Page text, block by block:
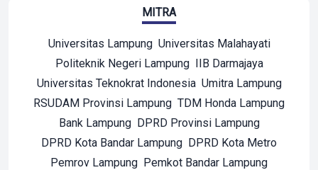
MITRA
Universitas Lampung Universitas Malahayati
Politeknik Negeri Lampung IIB Darmajaya
Universitas Teknokrat Indonesia Umitra Lampung
RSUDAM Provinsi Lampung TDM Honda Lampung
Bank Lampung DPRD Provinsi Lampung
DPRD Kota Bandar Lampung DPRD Kota Metro
Pemrov Lampung Pemkot Bandar Lampung